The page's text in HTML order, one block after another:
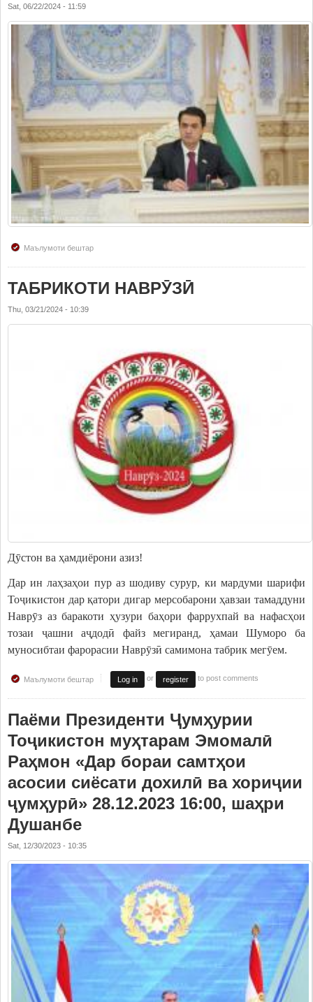
Sat, 06/22/2024 - 11:59
Маълумоти бештар
ТАБРИКОТИ НАВРӮЗӢ
Thu, 03/21/2024 - 10:39
Дӯстон ва ҳамдиёрони азиз!
Дар ин лаҳзаҳои пур аз шодиву сурур, ки мардуми шарифи
Тоҷикистон дар қатори дигар мерсобарони ҳавзаи тамаддуни
Наврӯз аз баракоти ҳузури баҳори фаррухпай ва нафасҳои
тозаи ҷашни аҷдодӣ файз мегиранд, ҳамаи Шуморо ба
муносибтаи фарорасии Наврӯзӣ самимона табрик мегӯем.
Маълумоти бештар Log in or register to post comments
Паёми Президенти Ҷумҳурии
Тоҷикистон муҳтарам Эмомалӣ
Раҳмон «Дар бораи самтҳои
асосии сиёсати дохилӣ ва хориҷии
ҷумҳурӣ» 28.12.2023 16:00, шаҳри
Душанбе
Sat, 12/30/2023 - 10:35